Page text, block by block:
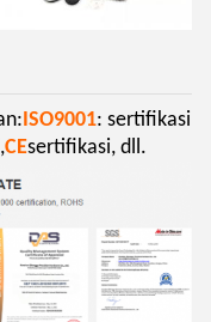
ISO9001: sertifikasi
CEsertifikasi, dll.